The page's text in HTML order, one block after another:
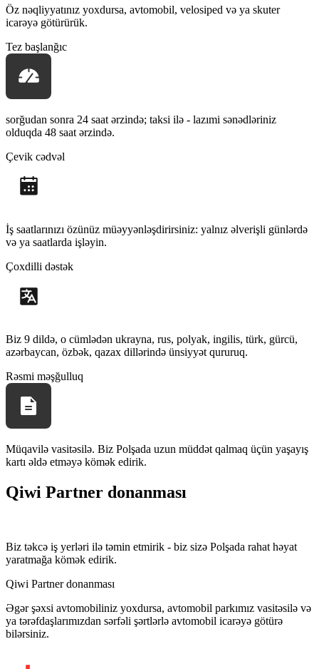
Öz nəqliyyatınız yoxdursa, avtomobil, velosiped və ya skuter
icarəyə götürürük.
Tez başlanğıc
sorğudan sonra 24 saat ərzində; taksi ilə - lazımi sənədləriniz
olduqda 48 saat ərzində.
Çevik cədvəl
İş saatlarınızı özünüz müəyyənləşdirirsiniz: yalnız əlverişli günlərdə
və ya saatlarda işləyin.
Çoxdilli dəstək
Biz 9 dildə, o cümlədən ukrayna, rus, polyak, ingilis, türk, gürcü,
azərbaycan, özbək, qazax dillərində ünsiyyət qururuq.
Rəsmi məşğulluq
Müqavilə vasitəsilə. Biz Polşada uzun müddət qalmaq üçün yaşayış
kartı əldə etməyə kömək edirik.
Qiwi Partner donanması
Biz təkcə iş yerləri ilə təmin etmirik - biz sizə Polşada rahat həyat
yaratmağa kömək edirik.
Qiwi Partner donanması
Əgər şəxsi avtomobiliniz yoxdursa, avtomobil parkımız vasitəsilə və
ya tərəfdaşlarımızdan sərfəli şərtlərlə avtomobil icarəyə götürə
bilərsiniz.